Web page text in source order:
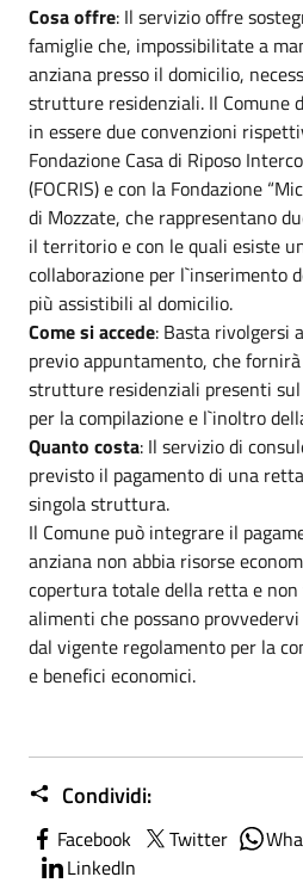
Cosa offre: Il servizio offre
famiglie che, impossibilitate a
anziana presso il domicilio,
strutture residenziali. Il Comune
in essere due convenzioni
Fondazione Casa di Riposo
(FOCRIS) e con la Fondazione
di Mozzate, che rappresentano
il territorio e con le quali esiste
collaborazione per l`inserimento
più assistibili al domicilio.
Come si accede: Basta rivolgersi
previo appuntamento, che
strutture residenziali presenti
per la compilazione e l`inoltro
Quanto costa: Il servizio di
previsto il pagamento di una
singola struttura.
Il Comune può integrare il
anziana non abbia risorse
copertura totale della retta e
alimenti che possano
dal vigente regolamento per la
e benefici economici.
Condividi:
Facebook Twitter
LinkedIn